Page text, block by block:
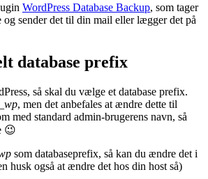
WordPress Database Backup, som tager
og sender det til din mail eller lægger det på
database prefix
så skal du vælge et database prefix.
_wp, men det anbefales at ændre dette til
med standard admin-brugerens navn, så
😉
som databaseprefix, så kan du ændre det i
husk også at ændre det hos din host så)